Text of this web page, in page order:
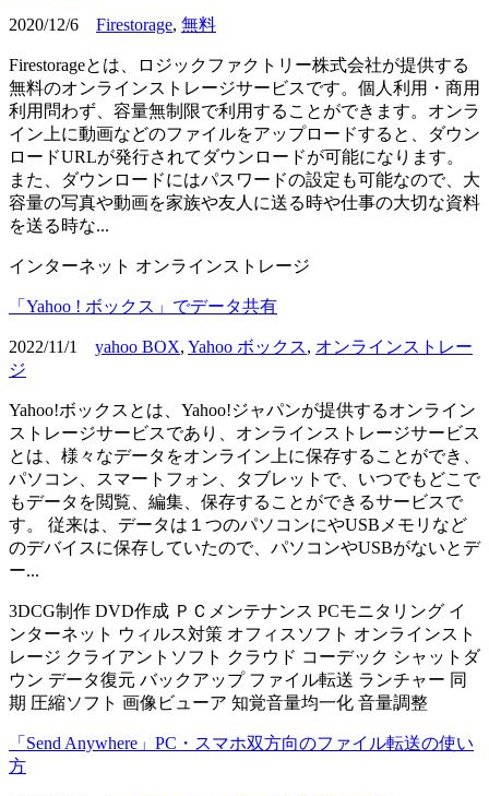
2020/12/6 Firestorage, 無料
Firestorageとは、ロジックファクトリー株式会社が提供する
無料のオンラインストレージサービスです。個人利用・商用
利用問わず、容量無制限で利用することができます。オンラ
イン上に動画などのファイルをアップロードすると、ダウン
ロードURLが発行されてダウンロードが可能になります。
また、ダウンロードにはパスワードの設定も可能なので、大
容量の写真や動画を家族や友人に送る時や仕事の大切な資料
を送る時な...
インターネット オンラインストレージ
「Yahoo ! ボックス」でデータ共有
2022/11/1 yahoo BOX, Yahoo ボックス, オンラインストレー
ジ
Yahoo!ボックスとは、Yahoo!ジャパンが提供するオンライン
ストレージサービスであり、オンラインストレージサービス
とは、様々なデータをオンライン上に保存することができ、
パソコン、スマートフォン、タブレットで、いつでもどこで
もデータを閲覧、編集、保存することができるサービスで
す。 従来は、データは１つのパソコンにやUSBメモリなど
のデバイスに保存していたので、パソコンやUSBがないとデ
ー...
3DCG制作 DVD作成 ＰＣメンテナンス PCモニタリング イ
ンターネット ウィルス対策 オフィスソフト オンラインスト
レージ クライアントソフト クラウド コーデック シャットダ
ウン データ復元 バックアップ ファイル転送 ランチャー 同
期 圧縮ソフト 画像ビューア 知覚音量均一化 音量調整
「Send Anywhere」PC・スマホ双方向のファイル転送の使い
方